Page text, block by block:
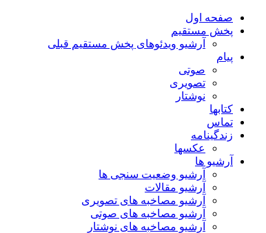
صفحه اول
پخش مستقیم
آرشیو ویدئوهای پخش مستقیم قبلی
پیام
صوتی
تصویری
نوشتار
کتابها
تماس
زندگینامه
عکسها
آرشیو ها
آرشیو وضعیت سنجی ها
آرشیو مقالات
آرشیو مصاخبه های تصویری
آرشیو مصاخبه های صوتی
آرشیو مصاخبه های نوشتار